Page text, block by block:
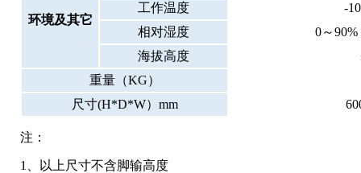
环境及其它
工作温度
-
相对湿度
0～
海拔高度
重量（KG）
尺寸(H*D*W）mm
注：
1 以上尺寸不含脚输高度